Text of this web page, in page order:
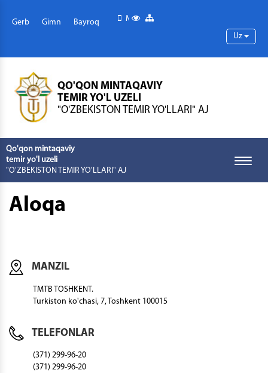
Gerb Gimn Bayroq Mobil versiya
Maxsus imkoniyatlar
Uz
QO'QON MINTAQAVIY
TEMIR YO'L UZELI
"O'ZBEKISTON TEMIR YO'LLARI" AJ
Qo'qon mintaqaviy
temir yo'l uzeli
"O'ZBEKISTON TEMIR YO'LLARI" AJ
Toggle
Aloqa
MANZIL
TMTB TOSHKENT.
Turkiston ko'chasi, 7, Toshkent 100015
TELEFONLAR
(371) 299-96-20
(371) 299-96-20